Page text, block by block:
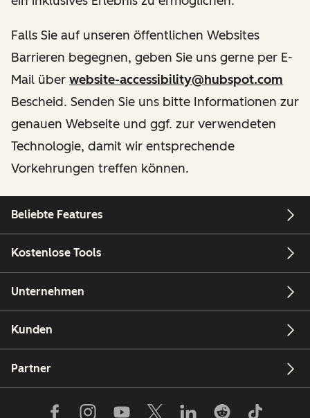
Falls Sie auf unseren öffentlichen Websites
Barrieren begegnen, geben Sie uns gerne per E-
Mail über website-accessibility@hubspot.com
Bescheid. Senden Sie uns bitte Informationen zur
genauen Webseite und ggf. zur verwendeten
Technologie, damit wir entsprechende
Vorkehrungen treffen können.
Beliebte Features
Kostenlose Tools
Unternehmen
Kunden
Partner